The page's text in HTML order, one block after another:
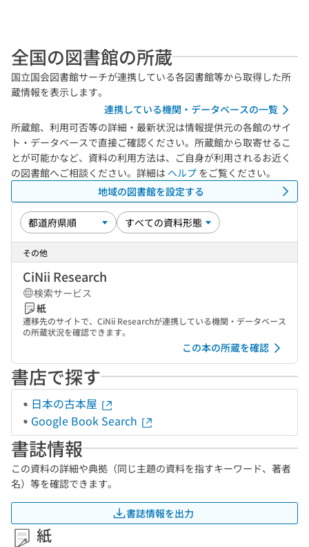
全国の図書館の所蔵
国立国会図書館サーチが連携している各図書館等から取得した所
蔵情報を表示します。
連携している機関・データベースの一覧
所蔵館、利用可否等の詳細・最新状況は情報提供元の各館のサイ
ト・データベースで直接ご確認ください。所蔵館から取寄せるこ
とが可能かなど、資料の利用方法は、ご自身が利用されるお近く
の図書館へご相談ください。詳細は ヘルプ をご覧ください。
地域の図書館を設定する
その他
CiNii Research
検索サービス
紙
遷移先のサイトで、CiNii Researchが連携している機関・データベース
の所蔵状況を確認できます。
この本の所蔵を確認
書店で探す
日本の古本屋
Google Book Search
書誌情報
この資料の詳細や典拠（同じ主題の資料を指すキーワード、著者
名）等を確認できます。
書誌情報を出力
紙